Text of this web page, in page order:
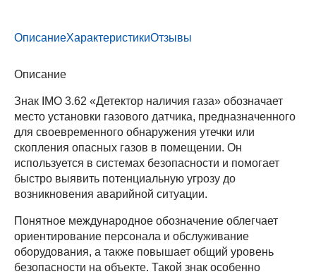
ОписаниеХарактеристикиОтзывы
Описание
Знак IMO 3.62 «Детектор наличия газа» обозначает
место установки газового датчика, предназначенного
для своевременного обнаружения утечки или
скопления опасных газов в помещении. Он
используется в системах безопасности и помогает
быстро выявить потенциальную угрозу до
возникновения аварийной ситуации.
Понятное международное обозначение облегчает
ориентирование персонала и обслуживание
оборудования, а также повышает общий уровень
безопасности на объекте. Такой знак особенно